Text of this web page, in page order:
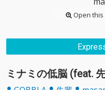
Open
ミナミの低脳 (feat.